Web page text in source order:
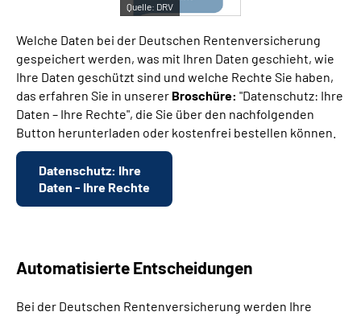
Inhalte in Gebärdensprache (DGS)
Leichte Sprache
Mein Kundenportal
Quelle: DRV
Welche Daten bei der Deutschen Rentenversicherung
gespeichert werden, was mit Ihren Daten geschieht, wie
Ihre Daten geschützt sind und welche Rechte Sie haben,
das erfahren Sie in unserer Broschüre: "Datenschutz: Ihre
Daten – Ihre Rechte", die Sie über den nachfolgenden
Button herunterladen oder kostenfrei bestellen können.
Datenschutz: Ihre
Daten - Ihre Rechte
Automatisierte Entscheidungen
Bei der Deutschen Rentenversicherung werden Ihre